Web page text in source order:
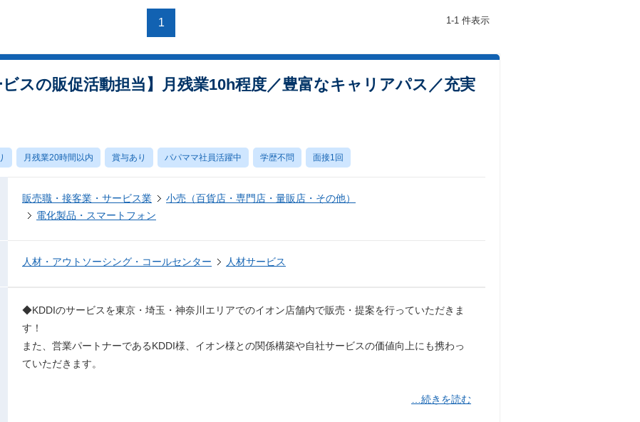
1 1-1 件表示
スの販促活動担当】月残業10h程度／豊富なキャリアパス／充実
月残業20時間以内 賞与あり パパママ社員活躍中 学歴不問 面接1回
販売職・接客業・サービス業
小売（百貨店・専門店・量販店・その他）
電化製品・スマートフォン
人材・アウトソーシング・コールセンター 人材サービス
◆KDDIのサービスを東京・埼玉・神奈川エリアでのイオン店舗内で販売・提案を行っていただきま
す！
また、営業パートナーであるKDDI様、イオン様との関係構築や自社サービスの価値向上にも携わっ
ていただきます。
…続きを読む